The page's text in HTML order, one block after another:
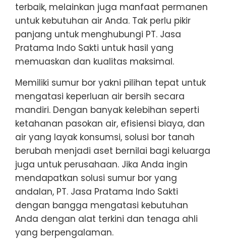
terbaik, melainkan juga manfaat permanen
untuk kebutuhan air Anda. Tak perlu pikir
panjang untuk menghubungi PT. Jasa
Pratama Indo Sakti untuk hasil yang
memuaskan dan kualitas maksimal.
Memiliki sumur bor yakni pilihan tepat untuk
mengatasi keperluan air bersih secara
mandiri. Dengan banyak kelebihan seperti
ketahanan pasokan air, efisiensi biaya, dan
air yang layak konsumsi, solusi bor tanah
berubah menjadi aset bernilai bagi keluarga
juga untuk perusahaan. Jika Anda ingin
mendapatkan solusi sumur bor yang
andalan, PT. Jasa Pratama Indo Sakti
dengan bangga mengatasi kebutuhan
Anda dengan alat terkini dan tenaga ahli
yang berpengalaman.